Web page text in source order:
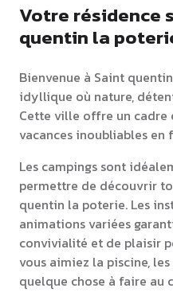
Votre résidence
quentin la
Bienvenue à Saint
idyllique où nature,
Cette ville offre un cadre
vacances inoubliables
Les campings sont
permettre de découvrir
quentin la poterie. Les
animations variées
convivialité et de plaisir
vous aimiez la piscine,
quelque chose à faire au